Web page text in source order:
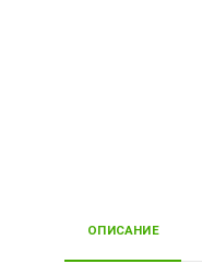
ОПИСАНИЕ